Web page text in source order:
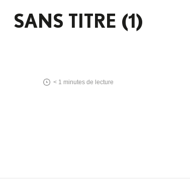
SANS TITRE (1)
< 1 minutes de lecture